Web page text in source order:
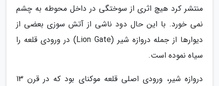
منتشر کرد هیچ اثری از سوختگی در داخل محوطه به چشم
نمی خورد. با این حال دود ناشی از آتش سوزی بعضی از
دیوارها از جمله دروازه شیر (Lion Gate) در ورودی قلعه را
سیاه نموده است.
دروازه شیر، ورودی اصلی قلعه موکنای بود که در قرن 13